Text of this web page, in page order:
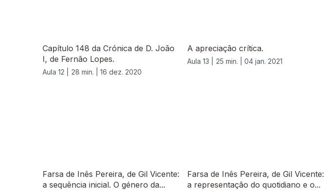
Capítulo 148 da Crónica de D. João
I, de Fernão Lopes.
Aula 12 | 28 min. | 16 dez. 2020
A apreciação crítica.
Aula 13 | 25 min. | 04 jan. 2021
Farsa de Inês Pereira, de Gil Vicente:
a sequência inicial. O género da...
Farsa de Inês Pereira, de Gil Vicente:
a representação do quotidiano e o...